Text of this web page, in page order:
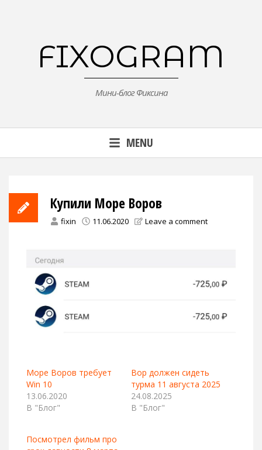
FIXOGRAM
Мини-блог Фиксина
MENU
Купили Море Воров
fixin 11.06.2020 Leave a comment
Море Воров требует
Win 10
13.06.2020
В "Блог"
Вор должен сидеть
турма 11 августа 2025
24.08.2025
В "Блог"
Посмотрел фильм про